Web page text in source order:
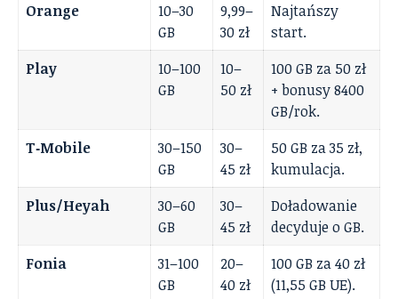
Orange
10–30
GB
9,99–
30 zł
Najtańszy
start.
Play
10–100
GB
10–
50 zł
100 GB za 50 zł
+ bonusy 8400
GB/rok.
T‑Mobile
30–150
GB
30–
45 zł
50 GB za 35 zł,
kumulacja.
Plus/Heyah
30–60
GB
30–
45 zł
Doładowanie
decyduje o GB.
Fonia
31–100
GB
20–
40 zł
100 GB za 40 zł
(11,55 GB UE).